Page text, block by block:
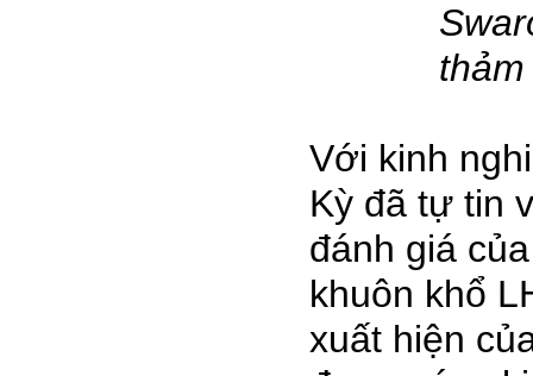
Với kinh
Kỳ đã tự tin
đánh giá
khuôn khổ
xuất hiện